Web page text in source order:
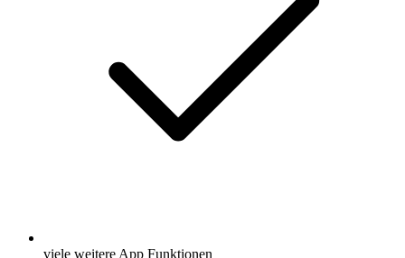
viele weitere App Funktionen